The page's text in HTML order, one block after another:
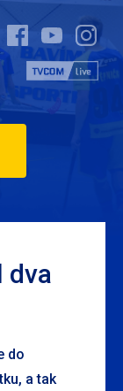
dva
do
a tak